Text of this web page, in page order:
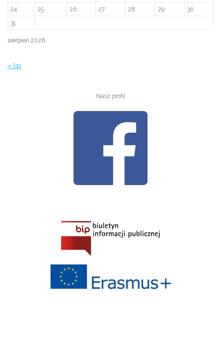
sierpień 2026
24
25 26 27 28 29
30
31
« lip
Nasz profil